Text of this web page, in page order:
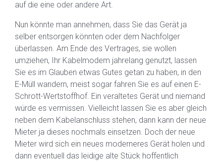
auf die eine oder andere Art.
Nun könnte man annehmen, dass Sie das Gerät ja
selber entsorgen könnten oder dem Nachfolger
überlassen. Am Ende des Vertrages, sie wollen
umziehen, Ihr Kabelmodem jahrelang genutzt, lassen
Sie es im Glauben etwas Gutes getan zu haben, in den
E-Müll wandern, meist sogar fahren Sie es auf einen E-
Schrott-Wertstoffhof. Ein veraltetes Gerät und niemand
würde es vermissen. Vielleicht lassen Sie es aber gleich
neben dem Kabelanschluss stehen, dann kann der neue
Mieter ja dieses nochmals einsetzen. Doch der neue
Mieter wird sich ein neues moderneres Gerät holen und
dann eventuell das leidige alte Stück hoffentlich